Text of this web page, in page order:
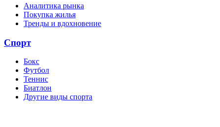
Аналитика рынка
Покупка жилья
Тренды и вдохновение
Спорт
Бокс
Футбол
Теннис
Биатлон
Другие виды спорта